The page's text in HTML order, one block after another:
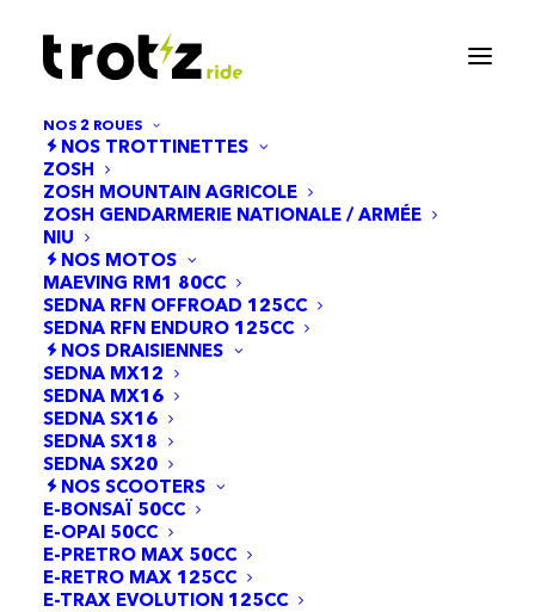
NOS 2 ROUES
NOS TROTTINETTES
ZOSH
ZOSH MOUNTAIN AGRICOLE
ZOSH GENDARMERIE NATIONALE / ARMÉE
NIU
NOS MOTOS
MAEVING RM1 80CC
SEDNA RFN OFFROAD 125CC
SEDNA RFN ENDURO 125CC
NOS DRAISIENNES
SEDNA MX12
SEDNA MX16
SEDNA SX16
SEDNA SX18
SEDNA SX20
NOS SCOOTERS
E-BONSAÏ 50CC
E-OPAI 50CC
E-PRETRO MAX 50CC
E-RETRO MAX 125CC
E-TRAX EVOLUTION 125CC
Béquilles